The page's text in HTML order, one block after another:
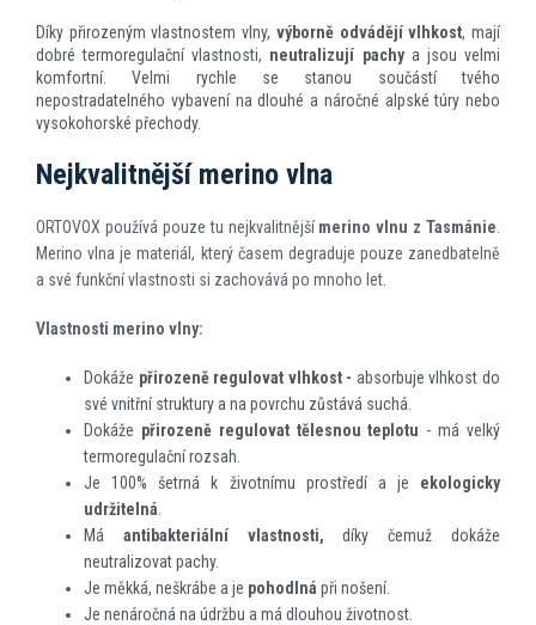
Díky přirozeným vlastnostem vlny, výborně odvádějí vlhkost, mají
dobré termoregulační vlastnosti, neutralizují pachya jsou velmi
komfortní. Velmi rychle se stanou součástí tvého
nepostradatelného vybavení na dlouhé a náročné alpské túry nebo
vysokohorské přechody.
Nejkvalitnější merino vlna
ORTOVOX používá pouze tu nejkvalitnějšímerino vlnu z Tasmánie
Merino vlna je materiál, který časem degraduje pouze zanedbatelně
a své funkční vlastnosti si zachovává po mnoho let.
Vlastnosti merino vlny:
Dokáže přirozeně regulovat vlhkost - absorbuje vlhkost do
své vnitřní struktury a na povrchu zůstává suchá.
Dokáže přirozeně regulovat tělesnou teplotu - má velký
termoregulační rozsah.
Je 100% šetrná k životnímu prostředí a je ekologicky
udržitelná
Má antibakteriální vlastnosti, díky čemuž dokáže
neutralizovat pachy.
Je měkká, neškrábe a je pohodlná při nošení.
Je nenáročná na údržbu a má dlouhou životnost.